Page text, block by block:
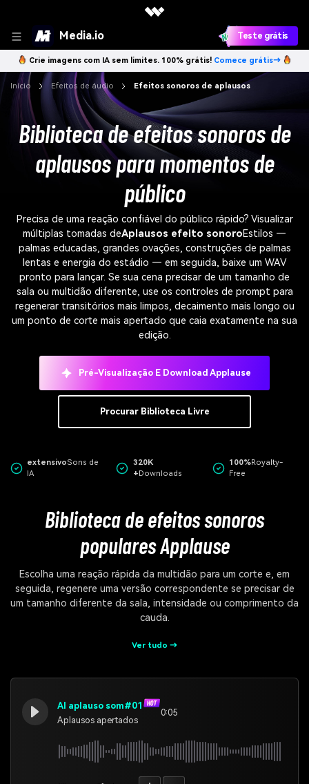
Media.io Teste grátis
Crie imagens com IA sem limites. 100% grátis! Comece grátis→
Início Efeitos de áudio Efeitos sonoros de aplausos
Biblioteca de efeitos sonoros de
aplausos para momentos de
público
Precisa de uma reação confiável do público rápido? Visualizar
múltiplas tomadas deAplausos efeito sonoroEstilos —
palmas educadas, grandes ovações, construções de palmas
lentas e energia do estádio — em seguida, baixe um WAV
pronto para lançar. Se sua cena precisar de um tamanho de
sala ou multidão diferente, use os controles de prompt para
regenerar transitórios mais limpos, decaimento mais longo ou
um ponto de corte mais apertado que caia exatamente na sua
edição.
Pré-Visualização E Download Applause
Procurar Biblioteca Livre
extensivoSons de
IA
320K
+Downloads
100%Royalty-
Free
Biblioteca de efeitos sonoros
populares Applause
Escolha uma reação rápida da multidão para um corte e, em
seguida, regenere uma versão correspondente se precisar de
um tamanho diferente da sala, intensidade ou comprimento da
cauda.
Ver tudo →
AI aplauso som#01
Aplausos apertados
0:05